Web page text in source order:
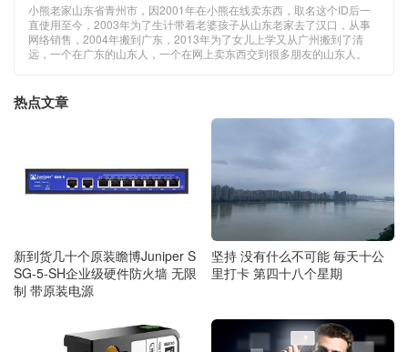
小熊老家山东省青州市，因2001年在小熊在线卖东西，取名这个ID后一
直使用至今，2003年为了生计带着老婆孩子从山东老家去了汉口，从事
网络销售，2004年搬到广东，2013年为了女儿上学又从广州搬到了清
远，一个在广东的山东人，一个在网上卖东西交到很多朋友的山东人。
热点文章
新到货几十个原装瞻博Juniper S
SG-5-SH企业级硬件防火墙 无限
制 带原装电源
坚持 没有什么不可能 毎天十公
里打卡 第四十八个星期